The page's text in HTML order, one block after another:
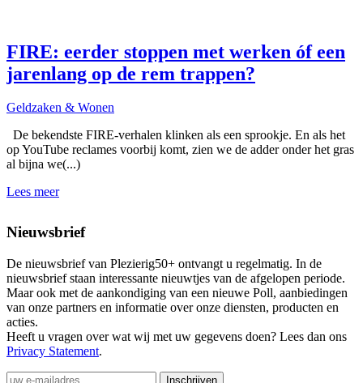
FIRE: eerder stoppen met werken óf een
jarenlang op de rem trappen?
Geldzaken & Wonen
De bekendste FIRE-verhalen klinken als een sprookje. En als het
op YouTube reclames voorbij komt, zien we de adder onder het gras
al bijna we(...)
Lees meer
Nieuwsbrief
De nieuwsbrief van Plezierig50+ ontvangt u regelmatig. In de
nieuwsbrief staan interessante nieuwtjes van de afgelopen periode.
Maar ook met de aankondiging van een nieuwe Poll, aanbiedingen
van onze partners en informatie over onze diensten, producten en
acties.
Heeft u vragen over wat wij met uw gegevens doen? Lees dan ons
Privacy Statement.